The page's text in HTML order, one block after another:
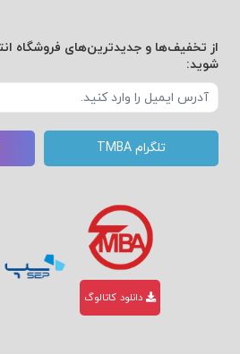
از تخفیف‌ها و جدیدترین‌های فروشگاه
شوید:
تلگرام TMBA
دانلود کاتالوگ